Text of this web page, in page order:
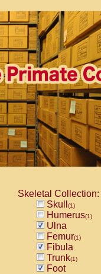
Skeletal Collection:
Skull (1)
Humerus(1)
Ulna
Femur(1)
Fibula
Trunk(1)
Foot